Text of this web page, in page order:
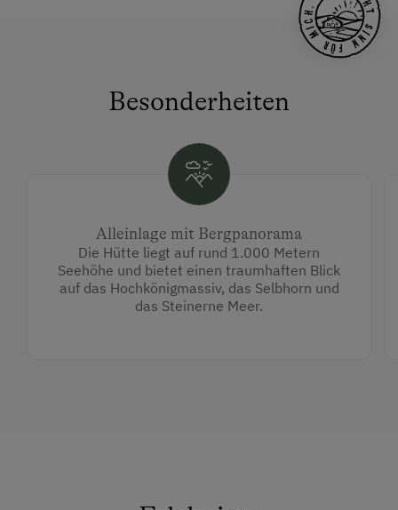
Besonderheiten
Alleinlage mit Bergpanorama
Die Hütte liegt auf rund 1.000 Metern
Seehöhe und bietet einen traumhaften Blick
auf das Hochkönigmassiv, das Selbhorn und
das Steinerne Meer.